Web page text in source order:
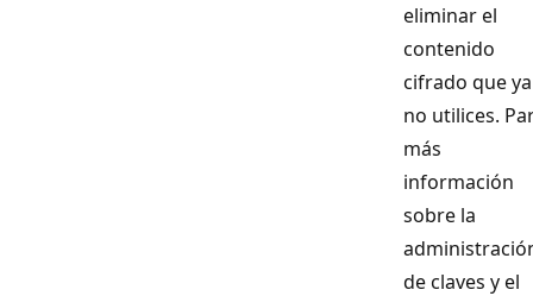
eliminar el
contenido
cifrado que ya
no utilices.
más
información
sobre la
de claves y el